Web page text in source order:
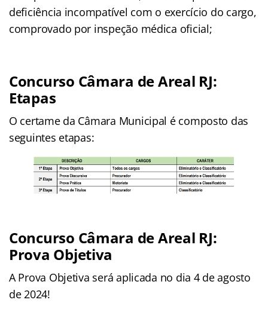
deficiência incompatível com o exercício do cargo,
comprovado por inspeção médica oficial;
Concurso Câmara de Areal RJ:
Etapas
O certame da Câmara Municipal é composto das
seguintes etapas:
Concurso Câmara de Areal RJ:
Prova Objetiva
A Prova Objetiva será aplicada no dia 4 de agosto
de 2024!